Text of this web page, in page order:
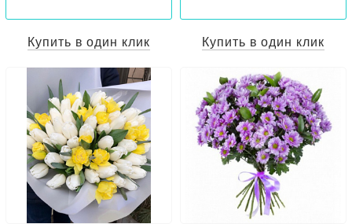
Купить в один клик Купить в один клик